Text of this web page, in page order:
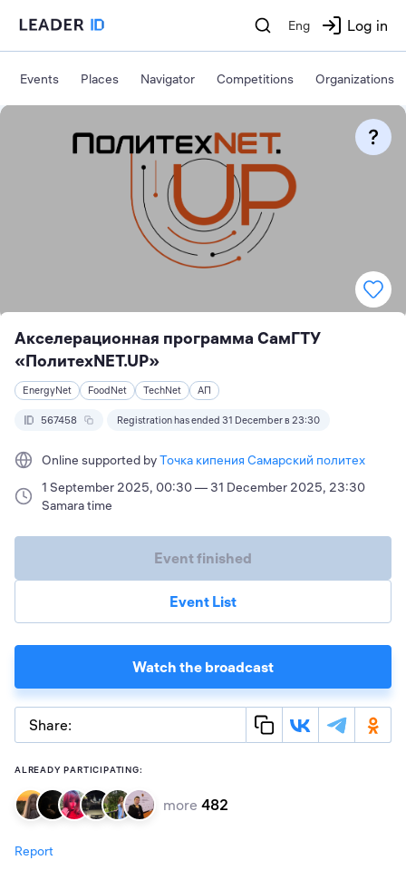
Eng Log in
Events Places Navigator Competitions Organizations
Акселерационная программа СамГТУ
«ПолитехNET.UP»
EnergyNet FoodNet TechNet АП
567458 Registration has ended 31 December в 23:30
Online supported byТочка кипения Самарский политех
1 September 2025, 00:30 — 31 December 2025, 23:30
Samara time
Event finished
Event List
Watch the broadcast
Share:
ALREADY PARTICIPATING:
more 482
Report